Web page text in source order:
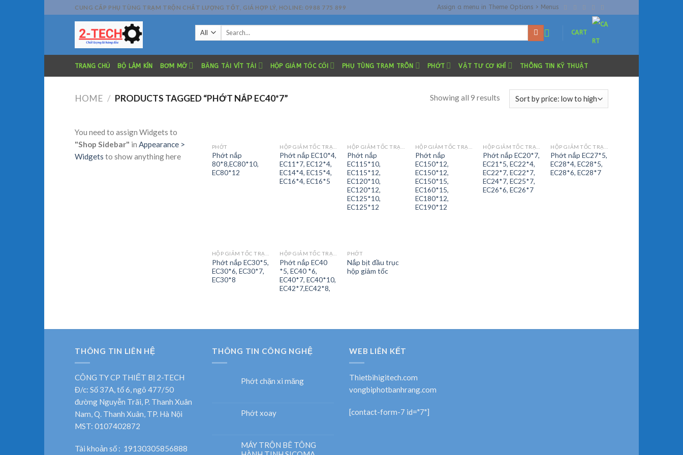
to
CUNG CẤP PHỤ TÙNG TRẠM TRỘN CHẤT LƯỢNG TỐT, GIÁ HỢP LÝ, HOLINE: 0988 775 899 Assign a menu in Theme Options > Menus
Search
CART
TRANG CHỦ BỘ LÀM KÍN BƠM MỠ BĂNG TẢI VÍT TẢI HỘP GIẢM TỐC CỐI PHỤ TÙNG TRẠM TRÔN PHỚT VẬT TƯ CƠ KHÍ THÔNG TIN KỸ THUẬT
HOME / PRODUCTS TAGGED “PHỚT NẮP EC40*7” Showing all 9 results
You need to assign Widgets to
"Shop Sidebar" in Appearance >
Widgets to show anything here
PHỚT
Phớt nắp
80*8,EC80*10,
EC80*12
Phớt nắp EC10*4,
EC11*7, EC12*4,
EC14*4, EC15*4,
EC16*4, EC16*5
Phớt nắp
EC115*10,
EC115*12,
EC120*10,
EC120*12,
EC125*10,
EC125*12
Phớt nắp
EC150*12,
EC150*12,
EC150*15,
EC160*15,
EC180*12,
EC190*12
Phớt nắp EC20*7,
EC21*5, EC22*4,
EC22*7, EC22*7,
EC24*7, EC25*7,
EC26*6, EC26*7
Phớt nắp EC27*5,
EC28*4, EC28*5,
EC28*6, EC28*7
Phớt nắp EC30*5,
EC30*6, EC30*7,
EC30*8
Phớt nắp EC40
*5, EC40 *6,
EC40*7, EC40*10,
EC42*7,EC42*8,
PHỚT
Nắp bịt đầu trục
hộp giảm tốc
THÔNG TIN LIÊN HỆ
CÔNG TY CP THIẾT BỊ 2-TECH
Đ/c: Số 37A, tổ 6, ngõ 477/50
đường Nguyễn Trãi, P. Thanh Xuân
Nam, Q. Thanh Xuân, TP. Hà Nội
MST: 0107402872
Tài khoản số : 19130305856888
THÔNG TIN CÔNG NGHỆ
Phớt chặn xi măng
Phớt xoay
MÁY TRỘN BÊ TÔNG
WEB LIÊN KẾT
Thietbihigitech.com
vongbiphotbanhrang.com
[contact-form-7 id="7"]